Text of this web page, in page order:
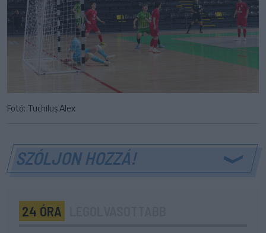
Fotó: Tuchiluș Alex
SZÓLJON HOZZÁ!
24 ÓRA